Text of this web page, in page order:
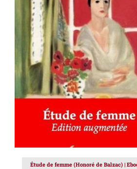
AJOUTER AU PANIER /
Étude de femme (Honoré de Balzac) |